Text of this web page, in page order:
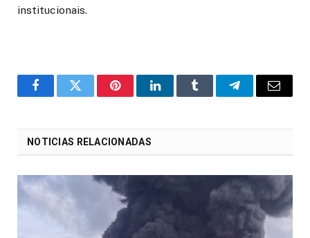
institucionais.
o
Twitter PinterestLinkedInTumblr Telegrama
E-
NOTICIAS RELACIONADAS